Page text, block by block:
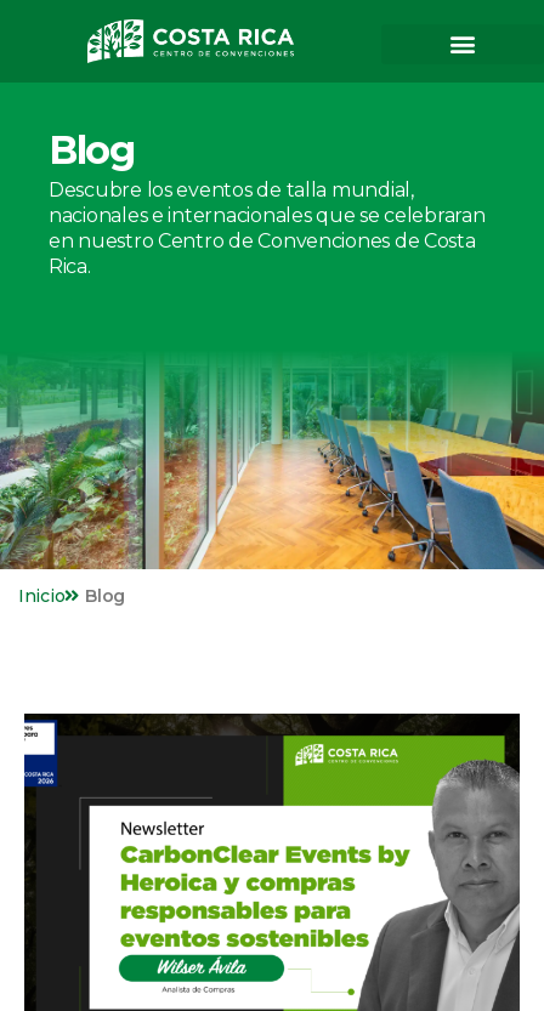
Blog
Descubre los eventos de talla mundial,
nacionales e internacionales que se celebraran
en nuestro Centro de Convenciones de Costa
Rica.
Inicio Blog